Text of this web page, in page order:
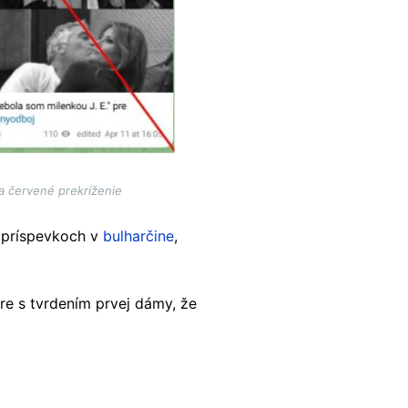
červené prekríženie
v bulharčine,
s tvrdením prvej dámy, že